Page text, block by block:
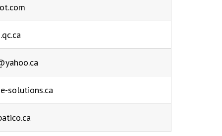
solutions.ca